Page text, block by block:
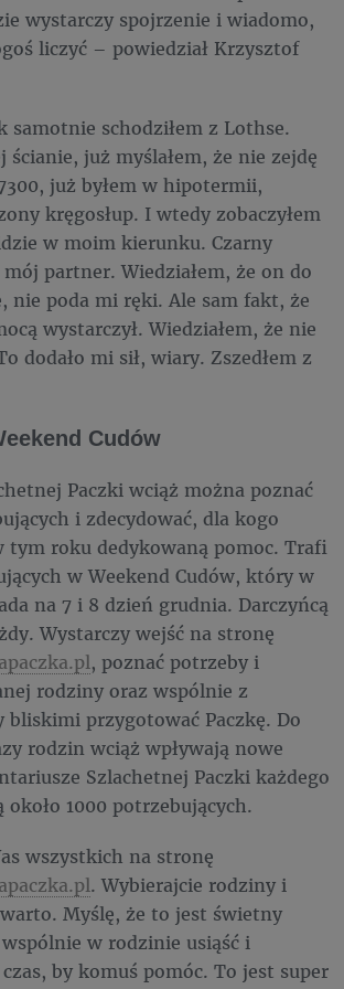
wystarczy spojrzenie i wiadomo,
liczyć – powiedział Krzysztof
samotnie schodziłem z Lothse.
ścianie, już myślałem, że nie zejdę
już byłem w hipotermii,
kręgosłup. I wtedy zobaczyłem
w moim kierunku. Czarny
partner. Wiedziałem, że on do
nie poda mi ręki. Ale sam fakt, że
wystarczył. Wiedziałem, że nie
dodało mi sił, wiary. Zszedłem z
Cudów
Paczki wciąż można poznać
i zdecydować, dla kogo
tym roku dedykowaną pomoc. Trafi
w Weekend Cudów, który w
na 7 i 8 dzień grudnia. Darczyńcą
Wystarczy wejść na stronę
, poznać potrzeby i
rodziny oraz wspólnie z
bliskimi przygotować Paczkę. Do
rodzin wciąż wpływają nowe
Szlachetnej Paczki każdego
1000 potrzebujących.
wszystkich na stronę
. Wybierajcie rodziny i
Myślę, że to jest świetny
w rodzinie usiąść i
by komuś pomóc. To jest super